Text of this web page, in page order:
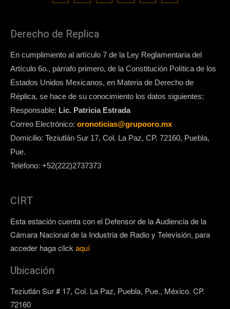
Derecho de Replica
En cumplimiento al artículo 7 de la Ley Reglamentaria del
Artículo 6o., párrafo primero, de la Constitución Política de los
Estados Unidos Mexicanos, en Materia de Derecho de
Réplica, se hace de su conocimiento los datos siguientes:
Responsable: Lic. Patricia Estrada
Correo Electrónico: oronoticias@grupooro.mx
Domicilio: Teziutlán Sur 17, Col. La Paz, CP. 72160, Puebla,
Pue.
Teléfono: +52(222)2737373
CIRT
Esta estación cuenta con el Defensor de la Audiencia de la
Cámara Nacional de la Industria de Radio y Televisión, para
acceder haga click aquí
Ubicación
Teziutlán Sur # 17, Col. La Paz, Puebla, Pue., México. CP.
72160